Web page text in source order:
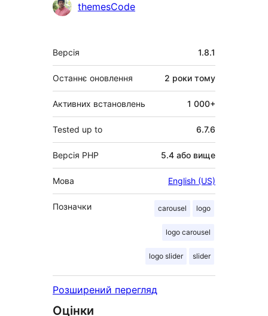
themesCode
Мета
Версія 1.8.1
Останнє оновлення 2 роки тому
Активних встановлень 1 000+
Tested up to 6.7.6
Версія PHP 5.4 або вище
Мова English (US)
Позначки carousel logo
logo carousel
logo slider slider
Розширений перегляд
Оцінки